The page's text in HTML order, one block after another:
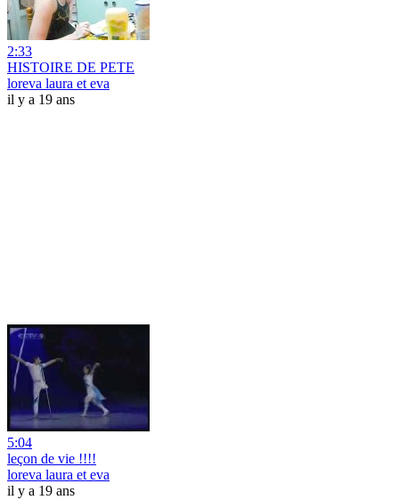
2:33
HISTOIRE DE PETE
loreva laura et eva
il y a 19 ans
5:04
leçon de vie !!!!
loreva laura et eva
il y a 19 ans